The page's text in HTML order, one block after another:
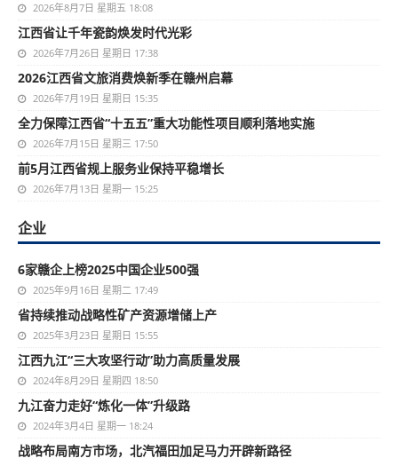
2026年8月7日 星期五 18:08
江西省让千年瓷韵焕发时代光彩
2026年7月26日 星期日 17:38
2026江西省文旅消费焕新季在赣州启幕
2026年7月19日 星期日 15:35
全力保障江西省“十五五”重大功能性项目顺利落地实施
2026年7月15日 星期三 17:50
前5月江西省规上服务业保持平稳增长
2026年7月13日 星期一 15:25
企业
6家赣企上榜2025中国企业500强
2025年9月16日 星期二 17:49
省持续推动战略性矿产资源增储上产
2025年3月23日 星期日 15:55
江西九江“三大攻坚行动”助力高质量发展
2024年8月29日 星期四 18:50
九江奋力走好“炼化一体”升级路
2024年3月4日 星期一 18:24
战略布局南方市场，北汽福田加足马力开辟新路径